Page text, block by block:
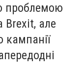
проблемою
Brexit, але